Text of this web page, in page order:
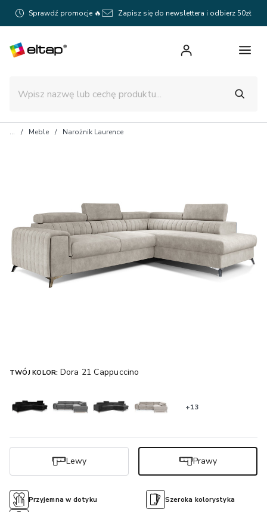
Sprawdź promocje 🔥 Zapisz się do newslettera i odbierz 50zł
Meble Narożnik Laurence
TWÓJ KOLOR: Dora 21 Cappuccino
Przyjemna w dotyku Szeroka kolorystyka
+13
Lewy Prawy